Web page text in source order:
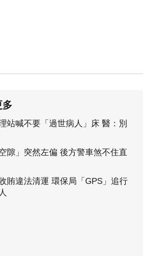
多
站喊不要「過世病人」床 醫：別
隙」突然左偏 後方警車煞不住直
賄違法清運 環保局「GPS」追行